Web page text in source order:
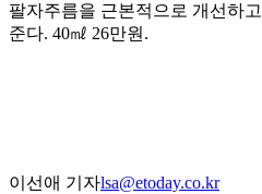
팔자주름을 근본적으로 개선하
준다. 40㎖ 26만원.
이선애 기자lsa@etoday.co.kr